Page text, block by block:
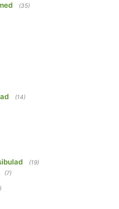
(35)
(14)
(19)
(7)